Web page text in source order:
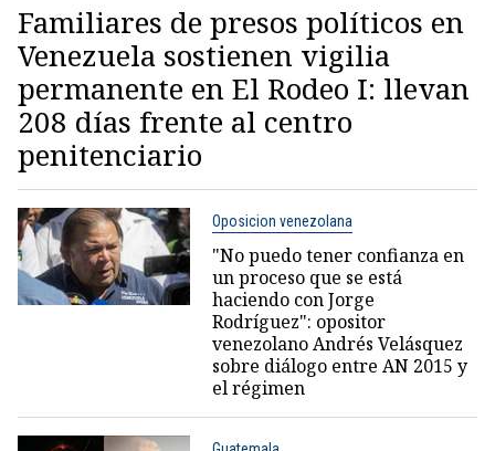
Familiares de presos políticos en
Venezuela sostienen vigilia
permanente en El Rodeo I: llevan
208 días frente al centro
penitenciario
Oposicion venezolana
"No puedo tener confianza en
un proceso que se está
haciendo con Jorge
Rodríguez": opositor
venezolano Andrés Velásquez
sobre diálogo entre AN 2015 y
el régimen